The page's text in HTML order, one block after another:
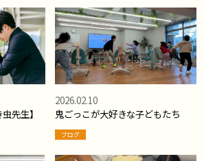
先生】 鬼ごっこが大好きな子どもたち
2026.02.10
ブログ